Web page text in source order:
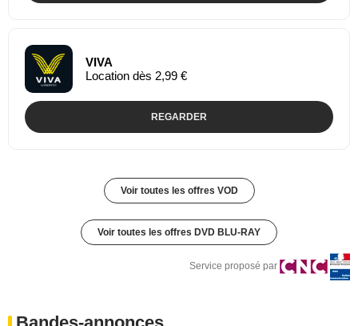
VIVA
Location dès 2,99 €
REGARDER
Voir toutes les offres VOD
Voir toutes les offres DVD BLU-RAY
Service proposé par